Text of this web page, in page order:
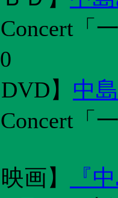
DVD】 中
Concert
映画】
『